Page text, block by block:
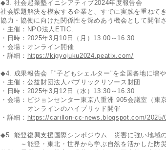
◆3. 社会起業塾イニシアティブ2024年度報告会
社会課題解決を模索する企業と、すでに実践を重ねて
協力・協働に向けた関係性を深めあう機会として開催
・主催：NPO法人ETIC.
・日時：2025年3月10日（月）13:00～16:30
・会場：オンライン開催
・詳細： https://kigyojuku2024.peatix.com/
◆4. 成果報告会「"子どもシェルター"を全国各地に増
・主催：公益財団法人パブリックリソース財団
・日時：2025年3月12日（水）13:30～16:30
・会場：ビジョンセンター東京八重洲 905会議室（東
オンラインのハイブリッド開催
・詳細： https://carillon-cc-news.blogspot.com/2025/
◆5. 能登復興支援国際シンポジウム 災害に強い地域
～能登・東北・世界から学ぶ自然を活かした防災